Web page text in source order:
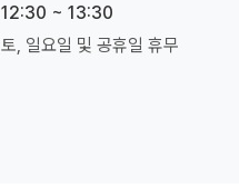
12:30 ~ 13:30
토, 일요일 및 공휴일 휴무